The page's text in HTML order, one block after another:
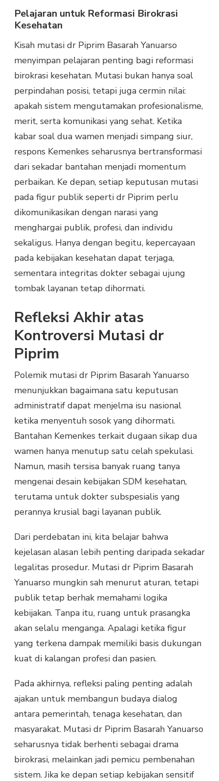
Pelajaran untuk Reformasi Birokrasi
Kesehatan
Kisah mutasi dr Piprim Basarah Yanuarso
menyimpan pelajaran penting bagi reformasi
birokrasi kesehatan. Mutasi bukan hanya soal
perpindahan posisi, tetapi juga cermin nilai:
apakah sistem mengutamakan profesionalisme,
merit, serta komunikasi yang sehat. Ketika
kabar soal dua wamen menjadi simpang siur,
respons Kemenkes seharusnya bertransformasi
dari sekadar bantahan menjadi momentum
perbaikan. Ke depan, setiap keputusan mutasi
pada figur publik seperti dr Piprim perlu
dikomunikasikan dengan narasi yang
menghargai publik, profesi, dan individu
sekaligus. Hanya dengan begitu, kepercayaan
pada kebijakan kesehatan dapat terjaga,
sementara integritas dokter sebagai ujung
tombak layanan tetap dihormati.
Refleksi Akhir atas
Kontroversi Mutasi dr
Piprim
Polemik mutasi dr Piprim Basarah Yanuarso
menunjukkan bagaimana satu keputusan
administratif dapat menjelma isu nasional
ketika menyentuh sosok yang dihormati.
Bantahan Kemenkes terkait dugaan sikap dua
wamen hanya menutup satu celah spekulasi.
Namun, masih tersisa banyak ruang tanya
mengenai desain kebijakan SDM kesehatan,
terutama untuk dokter subspesialis yang
perannya krusial bagi layanan publik.
Dari perdebatan ini, kita belajar bahwa
kejelasan alasan lebih penting daripada sekadar
legalitas prosedur. Mutasi dr Piprim Basarah
Yanuarso mungkin sah menurut aturan, tetapi
publik tetap berhak memahami logika
kebijakan. Tanpa itu, ruang untuk prasangka
akan selalu menganga. Apalagi ketika figur
yang terkena dampak memiliki basis dukungan
kuat di kalangan profesi dan pasien.
Pada akhirnya, refleksi paling penting adalah
ajakan untuk membangun budaya dialog
antara pemerintah, tenaga kesehatan, dan
masyarakat. Mutasi dr Piprim Basarah Yanuarso
seharusnya tidak berhenti sebagai drama
birokrasi, melainkan jadi pemicu pembenahan
sistem. Jika ke depan setiap kebijakan sensitif